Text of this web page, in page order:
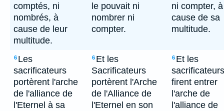
comptés, ni
nombrés, à
cause de leur
multitude.
le pouvait ni
nombrer ni
compter.
ni compter, à
cause de sa
multitude.
6 Les
sacrificateurs
portèrent l'arche
de l'alliance de
l'Eternel à sa
6 Et les
Sacrificateurs
portèrent l'Arche
de l'Alliance de
l'Eternel en son
6 Et les
sacrificateurs
firent entrer
l'arche de
l'alliance de